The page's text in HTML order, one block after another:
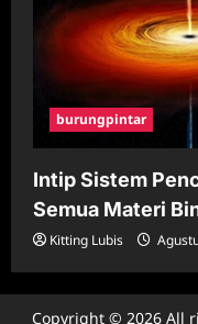
burungpintar
Intip Sistem
Semua Materi
Kitting Lubis
Copyright © 2026 All